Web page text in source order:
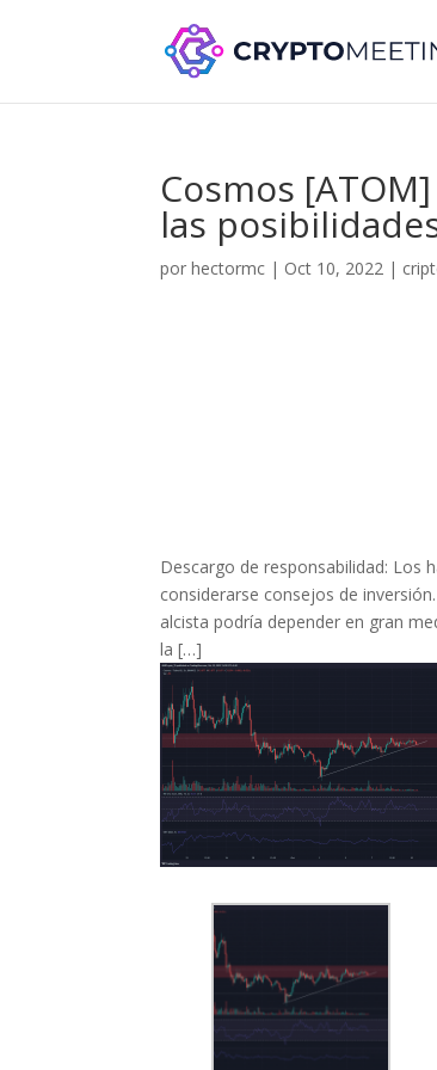
Cosmos
las
porhectormc | Oct 10, 2022 |
Descargo de responsabilidad: Los
considerarse consejos de
alcista podría depender en gran
la […]